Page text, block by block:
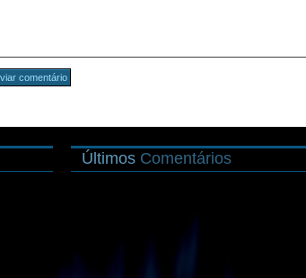
Últimos Comentários